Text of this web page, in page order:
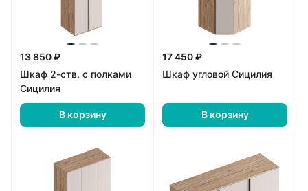
13 850 ₽
Шкаф 2-ств. с полками
Сицилия
В корзину
17 450 ₽
Шкаф угловой Сицилия
В корзину